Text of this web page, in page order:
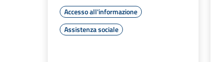
Accesso all'informazione
Assistenza sociale